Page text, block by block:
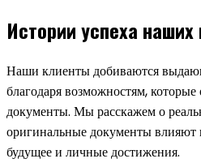
Истории успеха наших
Наши клиенты добиваются
благодаря возможностям,
документы. Мы расскажем о
оригинальные документы влияют
будущее и личные достижения.